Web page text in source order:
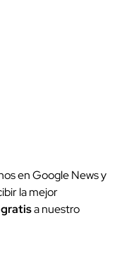
en Google News y
la mejor
gratisa nuestro